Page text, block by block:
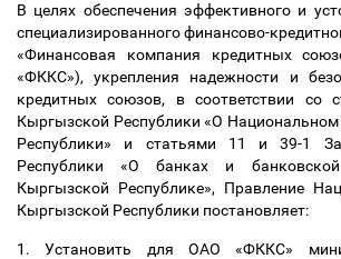
В целях обеспечения эффективного и
специализированного финансово-
«Финансовая компания кредитных
«ФККС»), укрепления надежности и
кредитных союзов, в соответствии со
Кыргызской Республики «О
Республики» и статьями 11 и 39-1
Республики «О банках и
Кыргызской Республике», Правление
Кыргызской Республики постановляет:
1. Установить для ОАО «ФККС»